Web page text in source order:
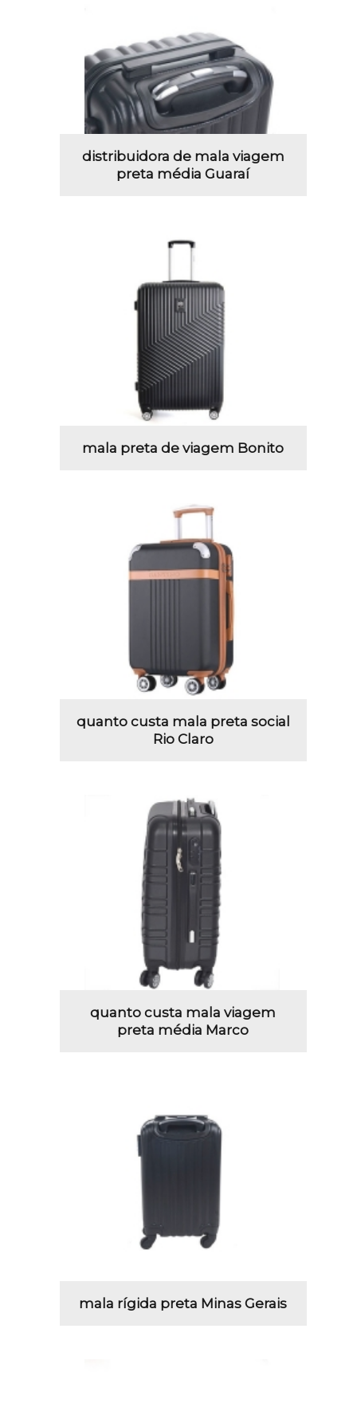
distribuidora de mala viagem
preta média Guaraí
mala preta de viagem Bonito
quanto custa mala preta social
Rio Claro
quanto custa mala viagem
preta média Marco
mala rígida preta Minas Gerais